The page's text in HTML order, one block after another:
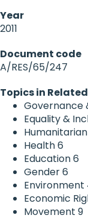
Year
2011
Document code
A/RES/65/247
Topics in
Governance
Equality &
Humanitarian
Health6
Education6
Gender6
Environment
Economic
Movement 9